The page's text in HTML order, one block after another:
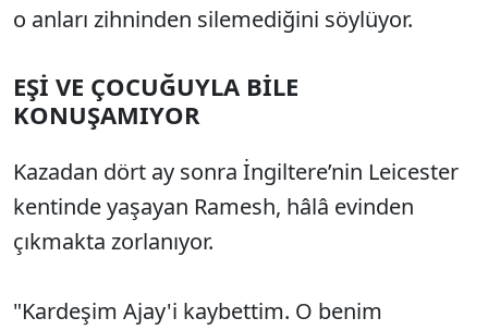
o anları zihninden silemediğini söylüyor.
EŞİ VE ÇOCUĞUYLA BİLE
KONUŞAMIYOR
Kazadan dört ay sonra İngiltere’nin Leicester
kentinde yaşayan Ramesh, hâlâ evinden
çıkmakta zorlanıyor.
"Kardeşim Ajay'i kaybettim. O benim